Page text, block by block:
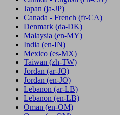
Japan (ja-JP)
Canada - French (fr-CA)
Denmark (da-DK)
Malaysia (en-MY)
India (en-IN)
Mexico (es-MX)
Taiwan (zh-TW)
Jordan (ar-JO)
Jordan (en-JO)
Lebanon (ar-LB)
Lebanon (en-LB)
Oman (en-OM)